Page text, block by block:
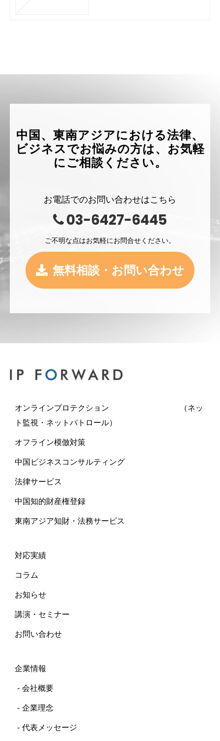
中国、東南アジアにおける法律、
ビジネスでお悩みの方は、お気軽
にご相談ください。
お電話でのお問い合わせはこちら
03-6427-6445
ご不明な点はお気軽にお問合せください。
無料相談・お問い合わせ
オンラインプロテクション （ネッ
ト監視・ネットパトロール）
オフライン模倣対策
中国ビジネスコンサルティング
法律サービス
中国知的財産権登録
東南アジア知財・法務サービス
対応実績
コラム
お知らせ
講演・セミナー
お問い合わせ
企業情報
会社概要
企業理念
代表メッセージ